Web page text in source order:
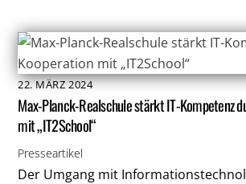
22.MÄRZ2024
Max-Planck-Realschule stärkt IT-Kompetenz
mit „IT2School“
Presseartikel
Der Umgang mit